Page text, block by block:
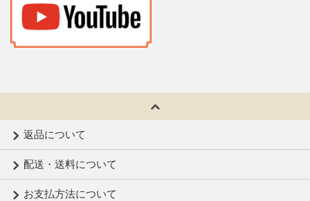
返品について
配送・送料について
お支払方法について